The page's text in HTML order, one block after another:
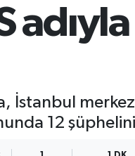
İstanbul
12